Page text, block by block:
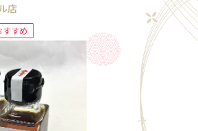
店
すすめ